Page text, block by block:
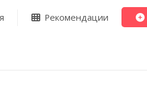
Рекомендации